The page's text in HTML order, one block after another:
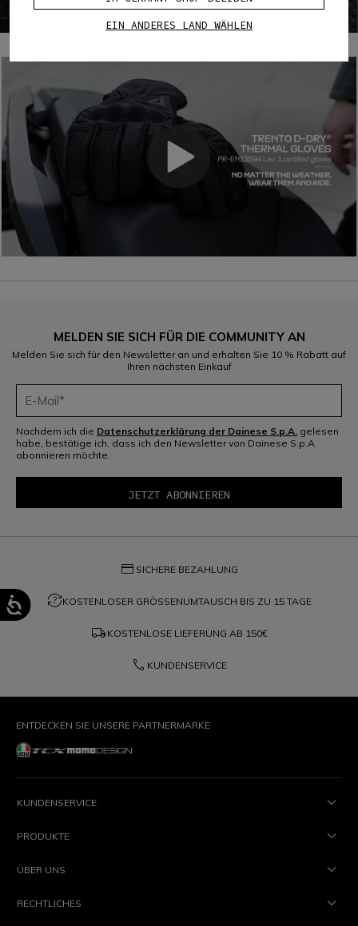
die Knöchel schützt und gleichzeitig den Komfort und die
Schutzes im Inneren des Handschuhs vor und kommt
ohne jede Naht aus.
MELDEN SIE SICH FÜR DIE COMMUNITY AN
Melden Sie sich für den Newsletter an und erhalten Sie 10 % Rabatt auf
Ihren nächsten Einkauf
Nachdem ich die Datenschutzerklärung der Dainese S.p.A. gelesen
habe, bestätige ich, dass ich den Newsletter von Dainese S.p.A.
abonnieren möchte.
credit_card SICHERE BEZAHLUNG
question_exchangeKOSTENLOSER GRÖSSENUMTAUSCH BIS ZU 15 TAGE
local_shipping KOSTENLOSE LIEFERUNG AB 150€
phone KUNDENSERVICE
ENTDECKEN SIE UNSERE PARTNERMARKE
KUNDENSERVICE
PRODUKTE
ÜBER UNS
RECHTLICHES
EIN ANDERES LAND WÄHLEN